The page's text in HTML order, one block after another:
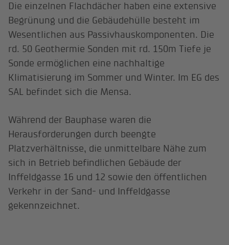
Die einzelnen Flachdächer haben eine extensive
Begrünung und die Gebäudehülle besteht im
Wesentlichen aus Passivhauskomponenten. Die
rd. 50 Geothermie Sonden mit rd. 150m Tiefe je
Sonde ermöglichen eine nachhaltige
Klimatisierung im Sommer und Winter. Im EG des
SAL befindet sich die Mensa.
Während der Bauphase waren die
Herausforderungen durch beengte
Platzverhältnisse, die unmittelbare Nähe zum
sich in Betrieb befindlichen Gebäude der
Inffeldgasse 16 und 12 sowie den öffentlichen
Verkehr in der Sand- und Inffeldgasse
gekennzeichnet.